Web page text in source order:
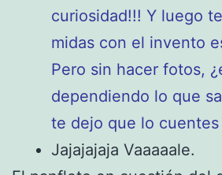
curiosidad!!! Y luego
midas con el invento
Pero sin hacer fotos,
dependiendo lo que
te dejo que lo
Jajajajaja Vaaaaale.